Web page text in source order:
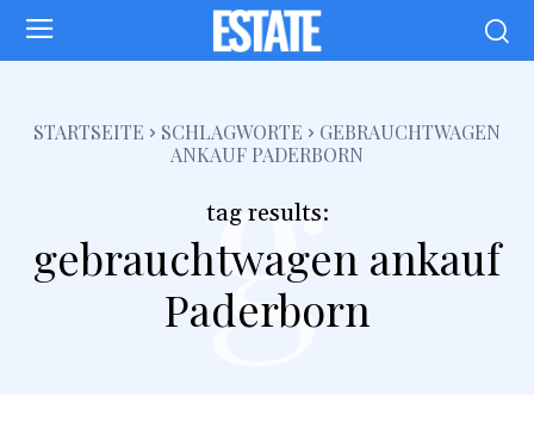
STARTSEITE SCHLAGWORTE
GEBRAUCHTWAGEN
ANKAUF PADERBORN
tag results:
gebrauchtwagen ankauf
Paderborn
g